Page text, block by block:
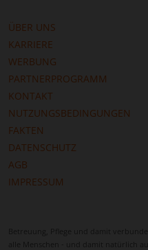
ÜBER UNS
KARRIERE
WERBUNG
PARTNERPROGRAMM
KONTAKT
NUTZUNGSBEDINGUNGEN
FAKTEN
DATENSCHUTZ
AGB
IMPRESSUM
Betreuung, Pflege und damit
alle Menschen - und damit natürlich